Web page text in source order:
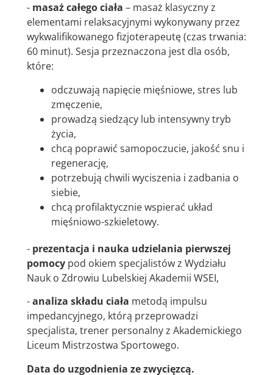
- masaż całego ciała – masaż klasyczny z
elementami relaksacyjnymi wykonywany przez
wykwalifikowanego fizjoterapeutę (czas trwania:
60 minut). Sesja przeznaczona jest dla osób,
które:
odczuwają napięcie mięśniowe, stres lub
zmęczenie,
prowadzą siedzący lub intensywny tryb
życia,
chcą poprawić samopoczucie, jakość snu i
regenerację,
potrzebują chwili wyciszenia i zadbania o
siebie,
chcą profilaktycznie wspierać układ
mięśniowo-szkieletowy.
- prezentacja i nauka udzielania pierwszej
pomocypod okiem specjalistów z Wydziału
Nauk o Zdrowiu Lubelskiej Akademii WSEI,
-analiza składu ciała metodą impulsu
impedancyjnego, którą przeprowadzi
specjalista, trener personalny z Akademickiego
Liceum Mistrzostwa Sportowego.
Data do uzgodnienia ze zwycięzcą.